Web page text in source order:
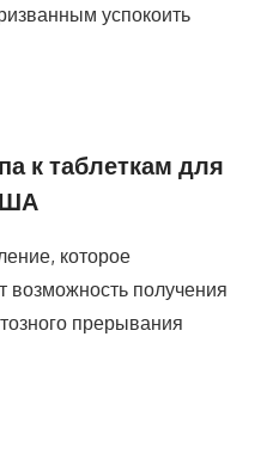
успокоить
к таблеткам для
которое
возможность получения
прерывания